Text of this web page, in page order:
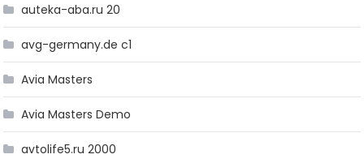
auteka-aba.ru 20
avg-germany.de c1
Avia Masters
Avia Masters Demo
avtolife5.ru 2000